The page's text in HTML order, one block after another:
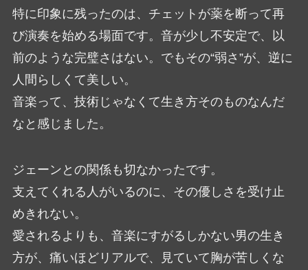
特に印象に残ったのは、チェットが薬を断って再
び演奏を始める場面です。音が少し不安定で、以
前のような完璧さはない。でもその“弱さ”が、逆に
人間らしくて美しい。
音楽って、技術じゃなくて生き方そのものなんだ
なと感じました。
ジェーンとの関係も切なかったです。
支えてくれる人がいるのに、その優しさを受け止
めきれない。
愛されるよりも、音楽にすがるしかない男の生き
方が、痛いほどリアルで、見ていて胸が苦しくな